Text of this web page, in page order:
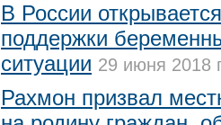
В России
поддержки
ситуации 29 июня 2018
Рахмон призвал